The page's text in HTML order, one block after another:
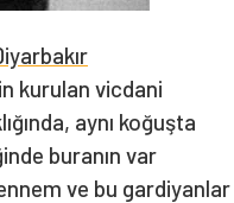
kurulan vicdani
aynı koğuşta
buranın var
ve bu gardiyanlar